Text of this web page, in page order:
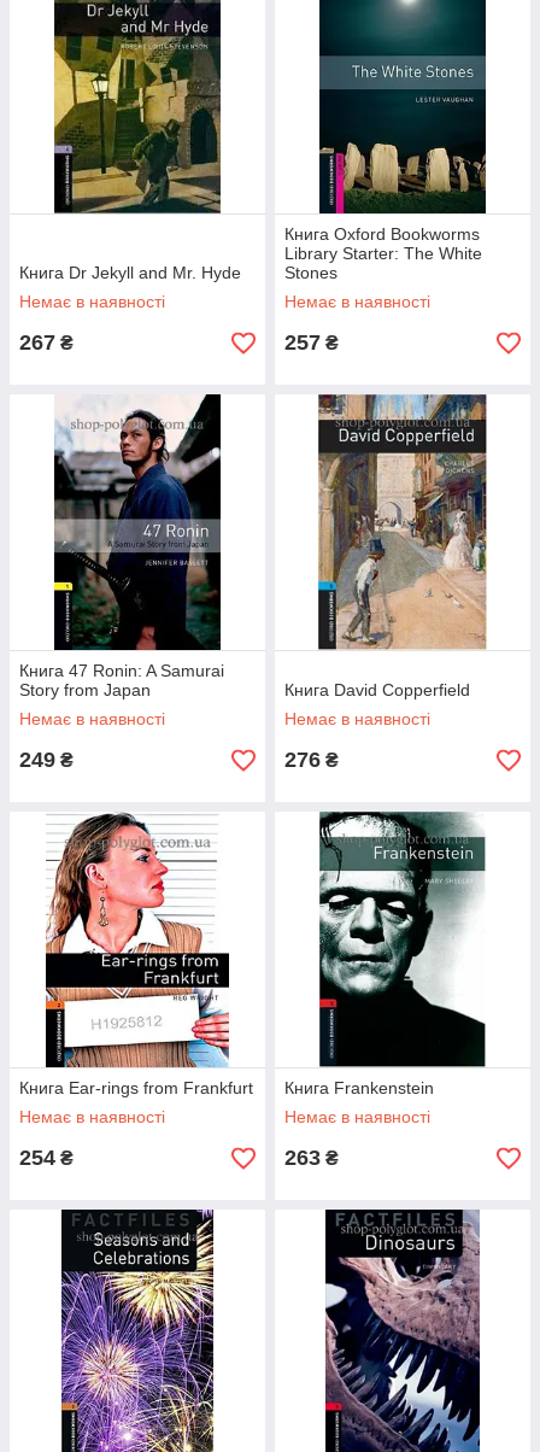
Книга Dr Jekyll and Mr. Hyde
Немає в наявності
267 ₴
Книга Oxford Bookworms
Library Starter: The White
Stones
Немає в наявності
257 ₴
Книга 47 Ronin: A Samurai
Story from Japan
Немає в наявності
249 ₴
Книга David Copperfield
Немає в наявності
276 ₴
Книга Ear-rings from Frankfurt
Немає в наявності
254 ₴
Книга Frankenstein
Немає в наявності
263 ₴